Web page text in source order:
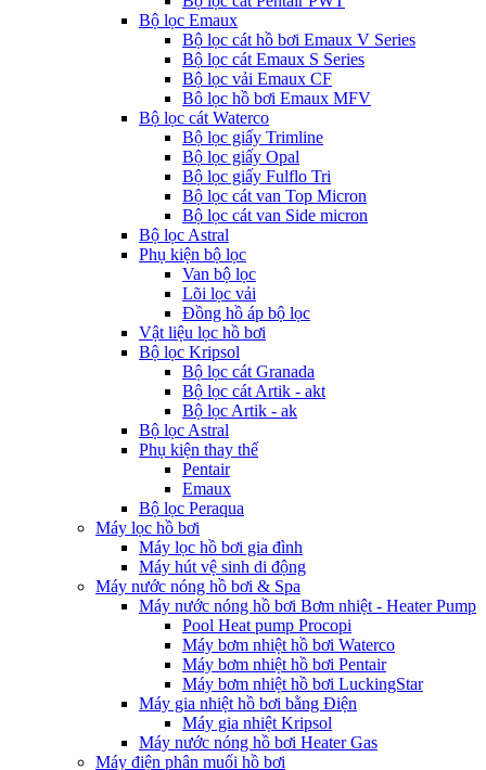
Bộ lọc Emaux
Bộ lọc cát hồ bơi Emaux V Series
Bộ lọc cát Emaux S Series
Bộ lọc vải Emaux CF
Bô lọc hồ bơi Emaux MFV
Bộ lọc cát Waterco
Bộ lọc giấy Trimline
Bộ lọc giấy Opal
Bộ lọc giấy Fulflo Tri
Bộ lọc cát van Top Micron
Bộ lọc cát van Side micron
Bộ lọc Astral
Phụ kiện bộ lọc
Van bộ lọc
Lõi lọc vải
Đồng hồ áp bộ lọc
Vật liệu lọc hồ bơi
Bộ lọc Kripsol
Bộ lọc cát Granada
Bộ lọc cát Artik - akt
Bộ lọc Artik - ak
Bộ lọc Astral
Phụ kiện thay thế
Pentair
Emaux
Bộ lọc Peraqua
Máy lọc hồ bơi
Máy lọc hồ bơi gia đình
Máy hút vệ sinh di động
Máy nước nóng hồ bơi & Spa
Máy nước nóng hồ bơi Bơm nhiệt - Heater Pump
Pool Heat pump Procopi
Máy bơm nhiệt hồ bơi Waterco
Máy bơm nhiệt hồ bơi Pentair
Máy bơm nhiệt hồ bơi LuckingStar
Máy gia nhiệt hồ bơi bằng Điện
Máy gia nhiệt Kripsol
Máy nước nóng hồ bơi Heater Gas
Máy điện phân muối hồ bơi